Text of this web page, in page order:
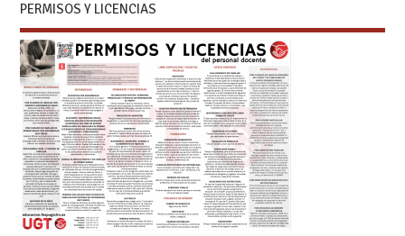
PERMISOS Y LICENCIAS